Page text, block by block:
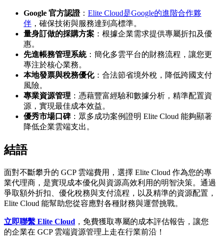
Google 官方認證： Elite Cloud是Google的進階合作夥
伴 ，確保技術與服務達到高標準。
量身訂做的採購方案 ：根據企業需求提供專屬折扣及優
惠。
先進帳務管理系統：簡化多雲平台的財務流程，讓您更
專注於核心業務。
本地發票與稅務優化：合法節省境外稅，降低跨國支付
風險。
專業資源管理 ：憑藉豐富經驗和數據分析，精準配置資
源，實現最佳成本效益。
優秀市場口碑：眾多成功案例證明 Elite Cloud 能夠顯著
降低企業雲端支出。
結語
面對不斷攀升的 GCP 雲端費用，選擇 Elite Cloud 作為您的專
業代理商，是實現成本優化與資源高效利用的明智決策。通過
爭取額外折扣、優化稅務與支付流程，以及精準的資源配置，
Elite Cloud 能幫助您從容應對各種財務與運營挑戰。
立即聯繫 Elite Cloud ，免費獲取專屬的成本評估報告，讓您
的企業在 GCP 雲端資源管理上走在行業前沿！